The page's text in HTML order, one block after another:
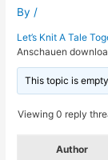
By /
Let’s Knit A Tale
Anschauen
This topic is
Viewing 0 reply
Author